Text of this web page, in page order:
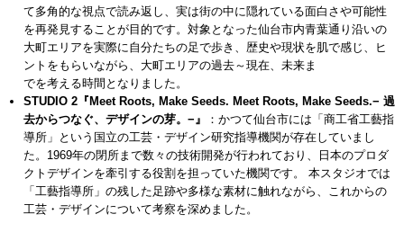
て多角的な視点で読み返し、実は街の中に隠れている面白さや可能性
を再発見することが目的です。対象となった仙台市内青葉通り沿いの
大町エリアを実際に自分たちの足で歩き、歴史や現状を肌で感じ、ヒ
ントをもらいながら、大町エリアの過去～現在、未来ま
でを考える時間となりました。
STUDIO 2『Meet Roots, Make Seeds. Meet Roots, Make Seeds.− 過
去からつなぐ、デザインの芽。−』
：かつて仙台市には「商工省工藝指
導所」という国立の工芸・デザイン研究指導機関が存在していまし
た。1969年の閉所まで数々の技術開発が行われており、日本のプロダ
クトデザインを牽引する役割を担っていた機関です。 本スタジオでは
「工藝指導所」の残した足跡や多様な素材に触れながら、これからの
工芸・デザインについて考察を深めました。